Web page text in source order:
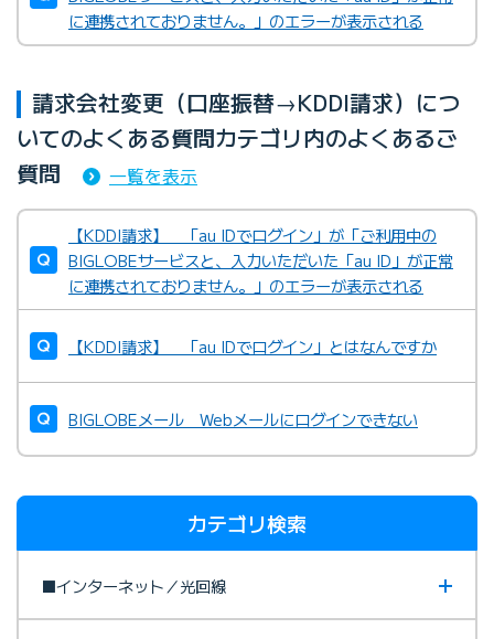
に連携されておりません。」のエラーが表示される
請求会社変更（口座振替→KDDI請求）につ
いてのよくある質問カテゴリ内のよくあるご
質問
一覧を表示
【KDDI請求】 「au IDでログイン」が「ご利用中の
BIGLOBEサービスと、入力いただいた「au ID」が正常
に連携されておりません。」のエラーが表示される
【KDDI請求】 「au IDでログイン」とはなんですか
BIGLOBEメール Webメールにログインできない
カテゴリ検索
■インターネット／光回線